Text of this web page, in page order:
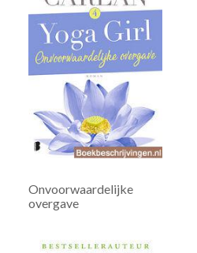
Onvoorwaardelijke
overgave